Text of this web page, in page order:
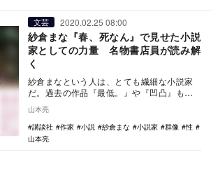
文芸 2020.02.25 08:00
紗倉まな『春、死なん』で見せた小説
家としての力量 名物書店員が読み解
く
紗倉まなという人は、とても繊細な小説家
だ。過去の作品『最低。』や『凹凸』も、
薄皮をはがした時のひりつくような痛みが
あって素晴しか…
山本亮
講談社
作家 小説 紗倉まな 小説家 群像
性
山本亮